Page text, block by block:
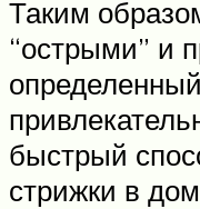
Таким
“острыми” и
быстрый
стрижки в